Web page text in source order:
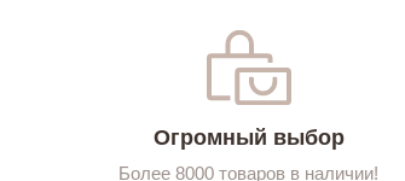
Огромный выбор
Более 8000 товаров в наличии!